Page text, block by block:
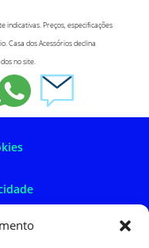
Preços, especificações
Casa dos Acessórios declina
no site.